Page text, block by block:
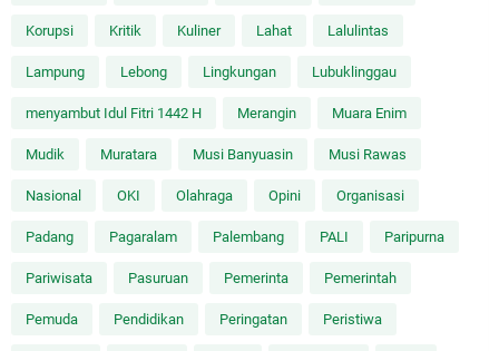
Korupsi Kritik Kuliner Lahat Lalulintas
Lampung Lebong Lingkungan Lubuklinggau
menyambut Idul Fitri 1442 H Merangin Muara Enim
Mudik Muratara Musi Banyuasin Musi Rawas
Nasional OKI Olahraga Opini Organisasi
Padang Pagaralam Palembang PALI Paripurna
Pariwisata Pasuruan Pemerinta Pemerintah
Pemuda Pendidikan Peringatan Peristiwa